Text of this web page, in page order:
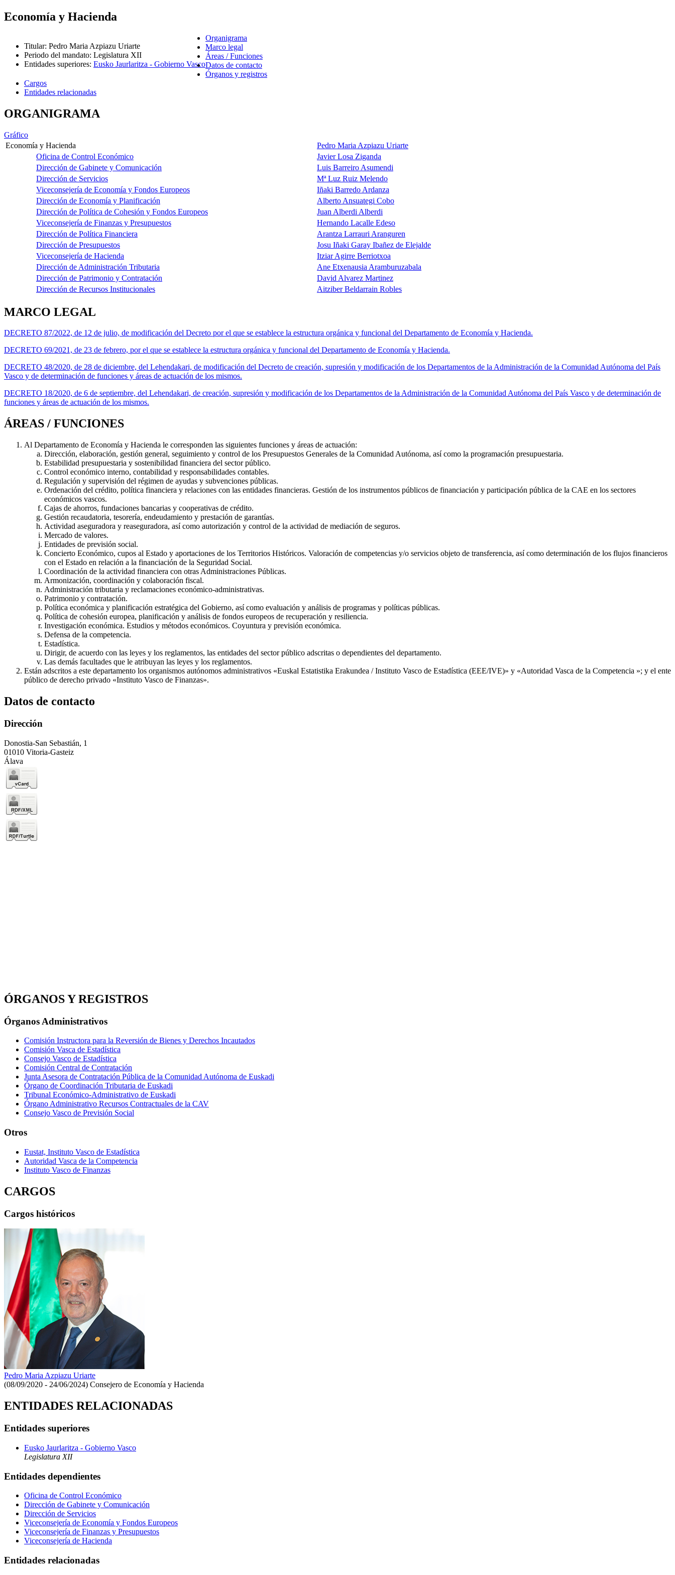
Economía y Hacienda
Titular: Pedro Maria Azpiazu Uriarte
Periodo del mandato: Legislatura XII
Entidades superiores: Eusko Jaurlaritza - Gobierno Vasco
Organigrama
Marco legal
Áreas / Funciones
Datos de contacto
Órganos y registros
Cargos
Entidades relacionadas
ORGANIGRAMA
Gráfico
Economía y Hacienda
Pedro Maria Azpiazu Uriarte
Oficina de Control Económico
Javier Losa Ziganda
Dirección de Gabinete y Comunicación
Luis Barreiro Asumendi
Dirección de Servicios
Mª Luz Ruiz Melendo
Viceconsejería de Economía y Fondos Europeos
Iñaki Barredo Ardanza
Dirección de Economía y Planificación
Alberto Ansuategi Cobo
Dirección de Política de Cohesión y Fondos Europeos
Juan Alberdi Alberdi
Viceconsejería de Finanzas y Presupuestos
Hernando Lacalle Edeso
Dirección de Política Financiera
Arantza Larrauri Aranguren
Dirección de Presupuestos
Josu Iñaki Garay Ibañez de Elejalde
Viceconsejería de Hacienda
Itziar Agirre Berriotxoa
Dirección de Administración Tributaria
Ane Etxenausia Aramburuzabala
Dirección de Patrimonio y Contratación
David Alvarez Martinez
Dirección de Recursos Institucionales
Aitziber Beldarrain Robles
MARCO LEGAL
DECRETO 87/2022, de 12 de julio, de modificación del Decreto por el que se establece la estructura orgánica y funcional del Departamento de Economía y Hacienda.
DECRETO 69/2021, de 23 de febrero, por el que se establece la estructura orgánica y funcional del Departamento de Economía y Hacienda.
DECRETO 48/2020, de 28 de diciembre, del Lehendakari, de modificación del Decreto de creación, supresión y modificación de los Departamentos de la Administración de la Comunidad Autónoma del País
Vasco y de determinación de funciones y áreas de actuación de los mismos.
DECRETO 18/2020, de 6 de septiembre, del Lehendakari, de creación, supresión y modificación de los Departamentos de la Administración de la Comunidad Autónoma del País Vasco y de determinación de
funciones y áreas de actuación de los mismos.
ÁREAS / FUNCIONES
Al Departamento de Economía y Hacienda le corresponden las siguientes funciones y áreas de actuación:
Dirección, elaboración, gestión general, seguimiento y control de los Presupuestos Generales de la Comunidad Autónoma, así como la programación presupuestaria.
Estabilidad presupuestaria y sostenibilidad financiera del sector público.
Control económico interno, contabilidad y responsabilidades contables.
Regulación y supervisión del régimen de ayudas y subvenciones públicas.
Ordenación del crédito, política financiera y relaciones con las entidades financieras. Gestión de los instrumentos públicos de financiación y participación pública de la CAE en los sectores
económicos vascos.
Cajas de ahorros, fundaciones bancarias y cooperativas de crédito.
Gestión recaudatoria, tesorería, endeudamiento y prestación de garantías.
Actividad aseguradora y reaseguradora, así como autorización y control de la actividad de mediación de seguros.
Mercado de valores.
Entidades de previsión social.
Concierto Económico, cupos al Estado y aportaciones de los Territorios Históricos. Valoración de competencias y/o servicios objeto de transferencia, así como determinación de los flujos financieros
con el Estado en relación a la financiación de la Seguridad Social.
Coordinación de la actividad financiera con otras Administraciones Públicas.
Armonización, coordinación y colaboración fiscal.
Administración tributaria y reclamaciones económico-administrativas.
Patrimonio y contratación.
Política económica y planificación estratégica del Gobierno, así como evaluación y análisis de programas y políticas públicas.
Política de cohesión europea, planificación y análisis de fondos europeos de recuperación y resiliencia.
Investigación económica. Estudios y métodos económicos. Coyuntura y previsión económica.
Defensa de la competencia.
Estadística.
Dirigir, de acuerdo con las leyes y los reglamentos, las entidades del sector público adscritas o dependientes del departamento.
Las demás facultades que le atribuyan las leyes y los reglamentos.
Están adscritos a este departamento los organismos autónomos administrativos «Euskal Estatistika Erakundea / Instituto Vasco de Estadística (EEE/IVE)» y «Autoridad Vasca de la Competencia »; y el ente
público de derecho privado «Instituto Vasco de Finanzas».
Datos de contacto
Dirección
Donostia-San Sebastián, 1
01010 Vitoria-Gasteiz
Álava
ÓRGANOS Y REGISTROS
Órganos Administrativos
Comisión Instructora para la Reversión de Bienes y Derechos Incautados
Comisión Vasca de Estadística
Consejo Vasco de Estadística
Comisión Central de Contratación
Junta Asesora de Contratación Pública de la Comunidad Autónoma de Euskadi
Órgano de Coordinación Tributaria de Euskadi
Tribunal Económico-Administrativo de Euskadi
Órgano Administrativo Recursos Contractuales de la CAV
Consejo Vasco de Previsión Social
Otros
Eustat, Instituto Vasco de Estadística
Autoridad Vasca de la Competencia
Instituto Vasco de Finanzas
CARGOS
Cargos históricos
Pedro Maria Azpiazu Uriarte
(08/09/2020 - 24/06/2024) Consejero de Economía y Hacienda
ENTIDADES RELACIONADAS
Entidades superiores
Eusko Jaurlaritza - Gobierno Vasco
Legislatura XII
Entidades dependientes
Oficina de Control Económico
Dirección de Gabinete y Comunicación
Dirección de Servicios
Viceconsejería de Economía y Fondos Europeos
Viceconsejería de Finanzas y Presupuestos
Viceconsejería de Hacienda
Entidades relacionadas